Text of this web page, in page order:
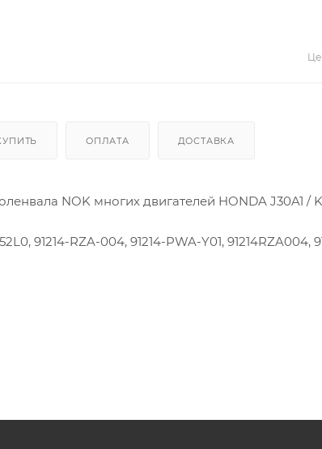
ОПЛАТА ДОСТАВКА
NOK многих двигателей HONDA J30A1 /
91214-RZA-004, 91214-PWA-Y01, 91214RZA004,